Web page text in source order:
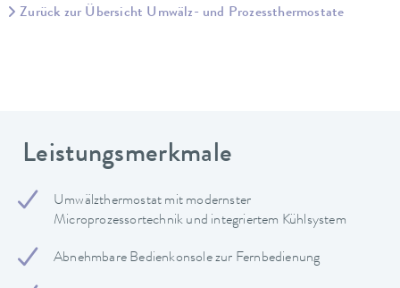
Zurück zur Übersicht Umwälz- und Prozessthermostate
Leistungsmerkmale
Umwälzthermostat mit modernster
Microprozessortechnik und integriertem Kühlsystem
Abnehmbare Bedienkonsole zur Fernbedienung